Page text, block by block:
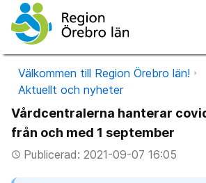
Välkommen till Region Örebro län!
Aktuellt och nyheter
Vårdcentralerna hanterar
från och med 1 september
access_timePublicerad: 2021-09-07 16:05